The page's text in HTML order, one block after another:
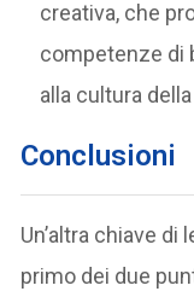
creativa, che
competenze di
alla cultura
Conclusioni
Un’altra chiave di
primo dei due